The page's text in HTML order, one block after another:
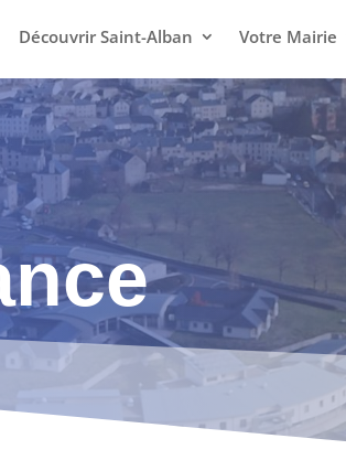
Découvrir Saint-Alban Votre Mairie